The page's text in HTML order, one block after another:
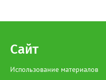
Сайт
Использование материалов